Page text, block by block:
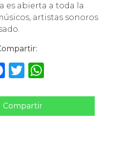
es abierta a toda la
artistas sonoros
F
c
e
T
it
te
W
a
ts
Compartir